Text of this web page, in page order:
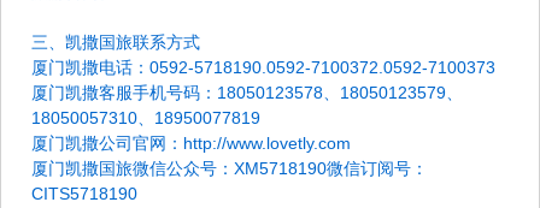
三、凯撒国旅联系方式
厦门凯撒电话：0592-5718190.0592-7100372.0592-7100373
厦门凯撒客服手机号码：18050123578、18050123579、
18050057310、18950077819
厦门凯撒公司官网：http://www.lovetly.com
厦门凯撒国旅微信公众号：XM5718190微信订阅号：
CITS5718190